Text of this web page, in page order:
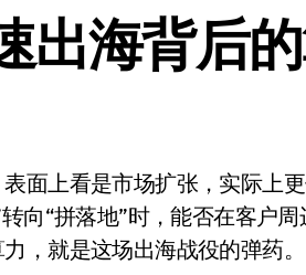
能接？USB-C的隐藏技能，最后一个
搞“青春版”？索尼这招“借尸还魂”，
旧换新补贴继续，价格给力，极速闪
器全球累计出货量破4000万台，技术
出海背后
向“拼落地”时，能否在客户
，就是这场出海战役的弹药。